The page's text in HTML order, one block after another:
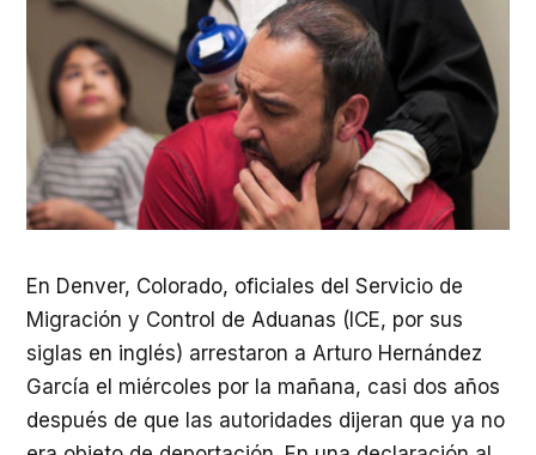
En Denver, Colorado, oficiales del Servicio de
Migración y Control de Aduanas ( ICE, por sus
siglas en inglés) arrestaron a Arturo Hernández
García el miércoles por la mañana, casi dos años
después de que las autoridades dijeran que ya no